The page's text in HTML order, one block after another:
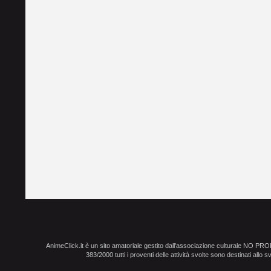
AnimeClick.it è un sito amatoriale gestito dall'associazione culturale NO
383/2000 tutti i proventi delle attività svolte sono destinati allo